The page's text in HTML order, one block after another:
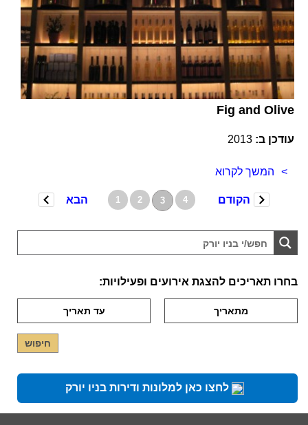
Fig and Olive
עודכן ב: 2013
המשך לקרוא
הקודם 1 2 3 4 הבא
בחרו תאריכים להצגת אירועים ופעילויות:
לחצו כאן למלונות ודירות בניו יורק